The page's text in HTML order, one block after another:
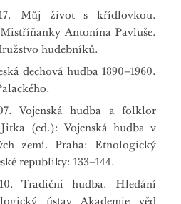
Můj život s křídlovkou.
Antonína Pavluše.
hudebníků.
dechová hudba 1890–1960.
Vojenská hudba a folklor
(ed.): Vojenská hudba v
zemí. Praha: Etnologický
republiky: 133–144.
Tradiční hudba. Hledání
ústav Akademie věd